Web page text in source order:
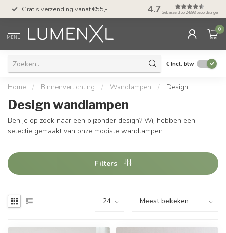
Gratis verzending vanaf €55,- 50 dagen
met Klarna
4.7 Gebaseerd op 24393 beoordelingen
MENU
0
€Incl. btw
Home / Binnenverlichting / Wandlampen / Design
Design wandlampen
Ben je op zoek naar een bijzonder design? Wij hebben een
selectie gemaakt van onze mooiste wandlampen.
Filters